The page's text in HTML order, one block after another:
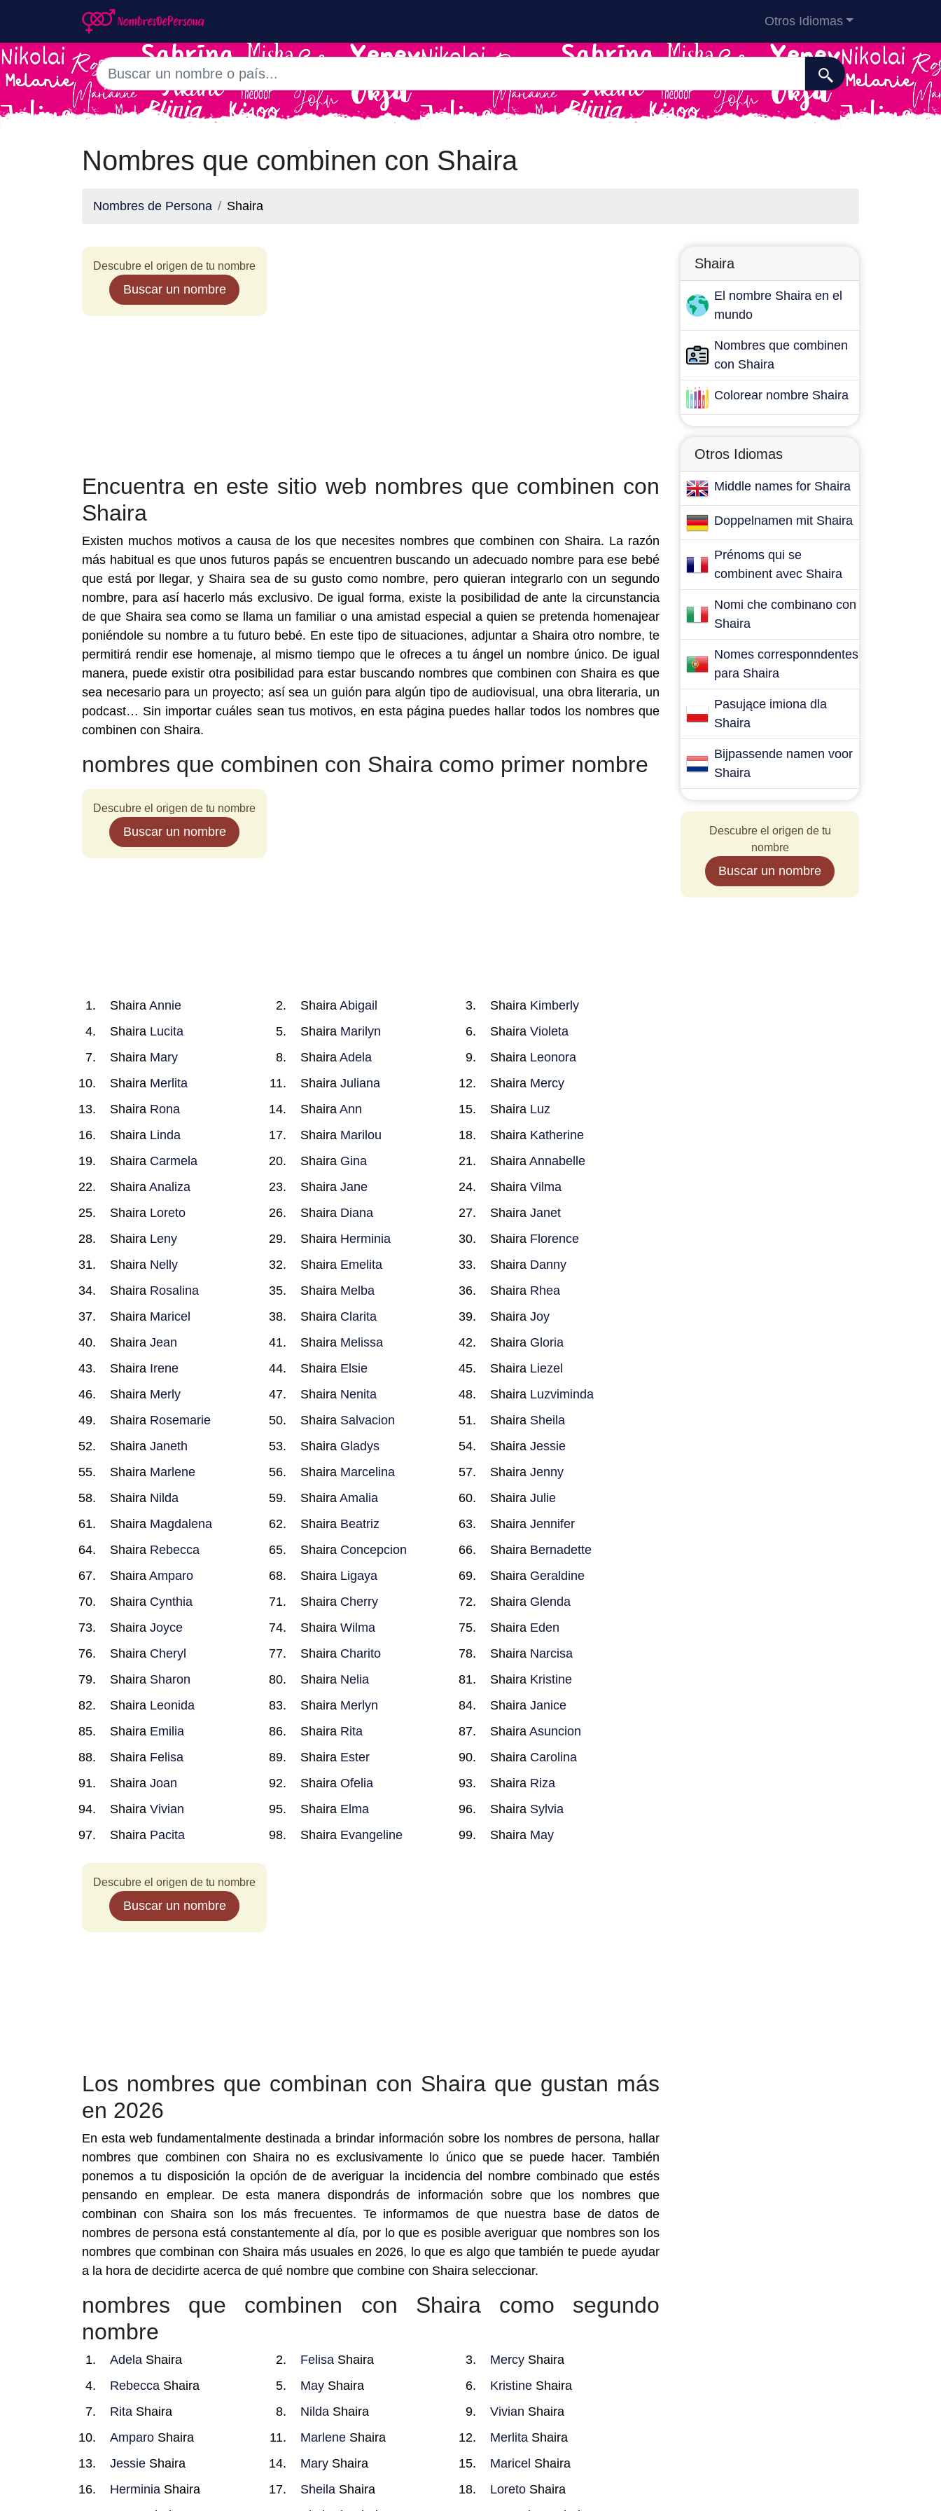
Otros Idiomas
Nombres que combinen con Shaira
Nombres de Persona Shaira
Descubre el origen de tu nombre
Buscar un nombre
Encuentra en este sitio web nombres que combinen con
Shaira
Existen muchos motivos a causa de los que necesites nombres que combinen con Shaira. La razón
más habitual es que unos futuros papás se encuentren buscando un adecuado nombre para ese bebé
que está por llegar, y Shaira sea de su gusto como nombre, pero quieran integrarlo con un segundo
nombre, para así hacerlo más exclusivo. De igual forma, existe la posibilidad de ante la circunstancia
de que Shaira sea como se llama un familiar o una amistad especial a quien se pretenda homenajear
poniéndole su nombre a tu futuro bebé. En este tipo de situaciones, adjuntar a Shaira otro nombre, te
permitirá rendir ese homenaje, al mismo tiempo que le ofreces a tu ángel un nombre único. De igual
manera, puede existir otra posibilidad para estar buscando nombres que combinen con Shaira es que
sea necesario para un proyecto; así sea un guión para algún tipo de audiovisual, una obra literaria, un
podcast… Sin importar cuáles sean tus motivos, en esta página puedes hallar todos los nombres que
combinen con Shaira.
nombres que combinen con Shaira como primer nombre
Descubre el origen de tu nombre
Buscar un nombre
Shaira Annie Shaira Abigail Shaira Kimberly
Shaira Lucita Shaira Marilyn ShairaVioleta
Shaira Mary Shaira Adela Shaira Leonora
Shaira Merlita Shaira Juliana Shaira Mercy
Shaira Rona Shaira Ann Shaira Luz
Shaira Linda Shaira Marilou Shaira Katherine
Shaira Carmela Shaira Gina ShairaAnnabelle
Shaira Analiza Shaira Jane ShairaVilma
Shaira Loreto Shaira Diana ShairaJanet
Shaira Leny Shaira Herminia Shaira Florence
Shaira Nelly Shaira Emelita Shaira Danny
Shaira Rosalina Shaira Melba Shaira Rhea
Shaira Maricel Shaira Clarita ShairaJoy
Shaira Jean Shaira Melissa Shaira Gloria
Shaira Irene Shaira Elsie Shaira Liezel
Shaira Merly Shaira Nenita Shaira Luzviminda
Shaira Rosemarie Shaira Salvacion Shaira Sheila
Shaira Janeth Shaira Gladys ShairaJessie
Shaira Marlene Shaira Marcelina ShairaJenny
Shaira Nilda Shaira Amalia ShairaJulie
Shaira Magdalena Shaira Beatriz ShairaJennifer
Shaira Rebecca Shaira Concepcion Shaira Bernadette
Shaira Amparo Shaira Ligaya Shaira Geraldine
Shaira Cynthia Shaira Cherry Shaira Glenda
Shaira Joyce Shaira Wilma Shaira Eden
Shaira Cheryl Shaira Charito Shaira Narcisa
Shaira Sharon Shaira Nelia Shaira Kristine
Shaira Leonida Shaira Merlyn ShairaJanice
Shaira Emilia Shaira Rita ShairaAsuncion
Shaira Felisa Shaira Ester Shaira Carolina
Shaira Joan Shaira Ofelia Shaira Riza
Shaira Vivian Shaira Elma Shaira Sylvia
Shaira Pacita Shaira Evangeline Shaira May
Descubre el origen de tu nombre
Buscar un nombre
Los nombres que combinan con Shaira que gustan más
en 2026
En esta web fundamentalmente destinada a brindar información sobre los nombres de persona, hallar
nombres que combinen con Shaira no es exclusivamente lo único que se puede hacer. También
ponemos a tu disposición la opción de de averiguar la incidencia del nombre combinado que estés
pensando en emplear. De esta manera dispondrás de información sobre que los nombres que
combinan con Shaira son los más frecuentes. Te informamos de que nuestra base de datos de
nombres de persona está constantemente al día, por lo que es posible averiguar que nombres son los
nombres que combinan con Shaira más usuales en 2026, lo que es algo que también te puede ayudar
a la hora de decidirte acerca de qué nombre que combine con Shaira seleccionar.
nombres que combinen con Shaira como segundo
nombre
Adela Shaira FelisaShaira Mercy Shaira
Rebecca Shaira MayShaira Kristine Shaira
Rita Shaira NildaShaira Vivian Shaira
Amparo Shaira MarleneShaira Merlita Shaira
Jessie Shaira MaryShaira Maricel Shaira
Herminia Shaira SheilaShaira Loreto Shaira
Shaira
El nombre Shaira en el
mundo
Nombres que combinen
con Shaira
Colorear nombre Shaira
Otros Idiomas
Middle names for Shaira
Doppelnamen mit Shaira
Prénoms qui se
combinent avec Shaira
Nomi che combinano con
Shaira
Nomes corresponndentes
para Shaira
Pasujące imiona dla
Shaira
Bijpassende namen voor
Shaira
Descubre el origen de tu
nombre
Buscar un nombre